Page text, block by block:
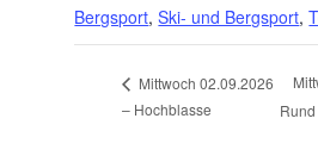
Bergsport,Ski- und Bergsport,
Mittwoch 02.09.2026
– Hochblasse